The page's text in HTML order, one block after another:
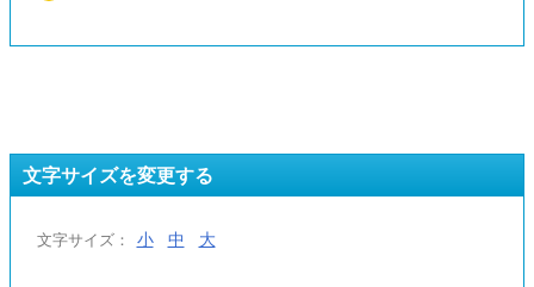
文字サイズを変更する
文字サイズ： 小 中 大